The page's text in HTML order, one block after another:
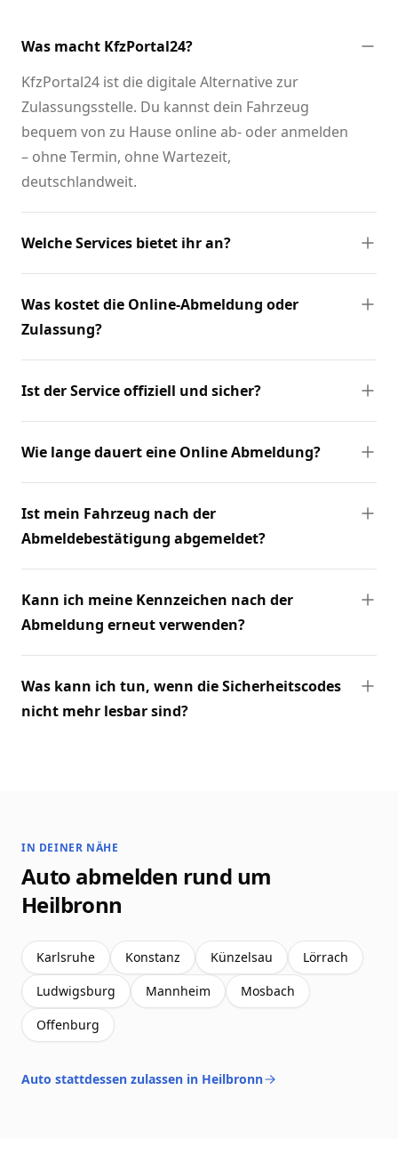
Was macht KfzPortal24?
KfzPortal24 ist die digitale Alternative zur
Zulassungsstelle. Du kannst dein Fahrzeug
bequem von zu Hause online ab- oder anmelden
– ohne Termin, ohne Wartezeit,
deutschlandweit.
Welche Services bietet ihr an?
Was kostet die Online-Abmeldung oder
Zulassung?
Ist der Service offiziell und sicher?
Wie lange dauert eine Online Abmeldung?
Ist mein Fahrzeug nach der
Abmeldebestätigung abgemeldet?
Kann ich meine Kennzeichen nach der
Abmeldung erneut verwenden?
Was kann ich tun, wenn die Sicherheitscodes
nicht mehr lesbar sind?
IN DEINER NÄHE
Auto abmelden rund um
Heilbronn
Karlsruhe Konstanz Künzelsau
Lörrach
Ludwigsburg
Mannheim
Mosbach
Offenburg
Auto stattdessen zulassen in Heilbronn